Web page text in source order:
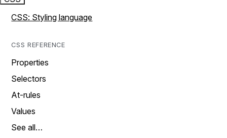
CSS: Styling language
CSS REFERENCE
Properties
Selectors
At-rules
Values
See all…